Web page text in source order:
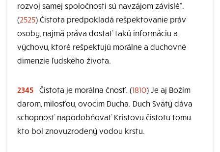
rozvoj samej spoločnosti sú navzájom závislé“.
(2525) Čistota predpokladá rešpektovanie práv
osoby, najmä práva dostať takú informáciu a
výchovu, ktoré rešpektujú morálne a duchovné
dimenzie ľudského života.
2345 Čistota je morálna čnosť. (1810) Je aj Božím
darom, milosťou, ovocím Ducha. Duch Svätý dáva
schopnosť napodobňovať Kristovu čistotu tomu
kto bol znovuzrodený vodou krstu.